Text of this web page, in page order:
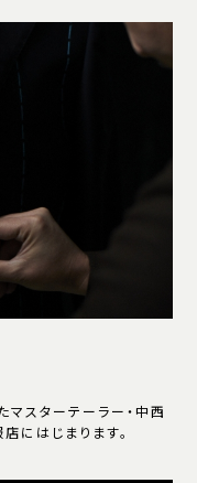
スターテーラー・中西
にはじまります。